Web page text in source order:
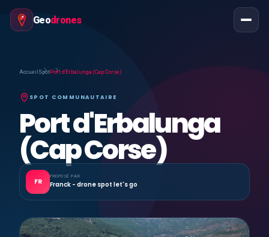
Geodrones
Accueil SpotPort d'Erbalunga (Cap Corse)
SPOT COMMUNAUTAIRE
Port d'Erbalunga
(Cap Corse)
FR
PROPOSÉ PAR
Franck - drone spot let's go